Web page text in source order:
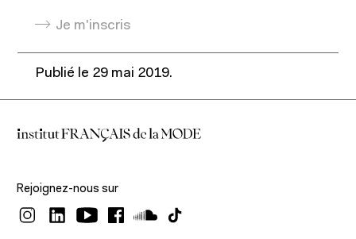
Je m'inscris
Publié le 29 mai 2019.
Rejoignez-nous sur